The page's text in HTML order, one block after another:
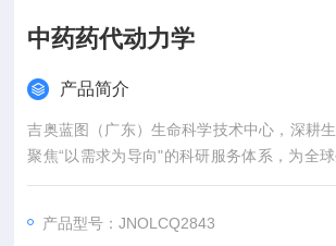
中药药代动力学
产品简介
吉奥蓝图（广东）生命科学技术中心，深耕
聚焦“以需求为导向"的科研服务体系，为全球
研机构及临床单位提供从靶点发现到临床前
际标准的实验平台和智能化管理体系，助力
产品型号：JNOLCQ2843